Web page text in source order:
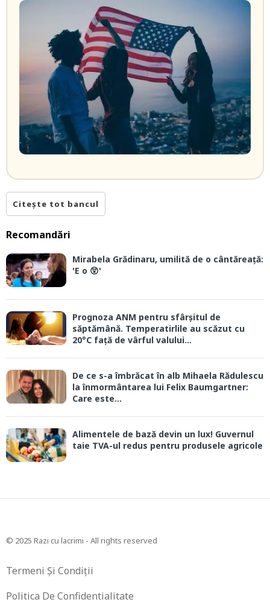
Citește tot bancul
Recomandări
Mirabela Grădinaru, umilită de o cântăreață:
'E o 😲'
Prognoza ANM pentru sfârșitul de
săptămână. Temperatirlile au scăzut cu
20°C față de vârful valului...
De ce s-a îmbrăcat în alb Mihaela Rădulescu
la înmormântarea lui Felix Baumgartner:
Care este...
Alimentele de bază devin un lux! Guvernul
taie TVA-ul redus pentru produsele agricole
© 2025 Razi cu lacrimi - All rights reserved
Termeni Și Condiții
Politica De Confidentialitate